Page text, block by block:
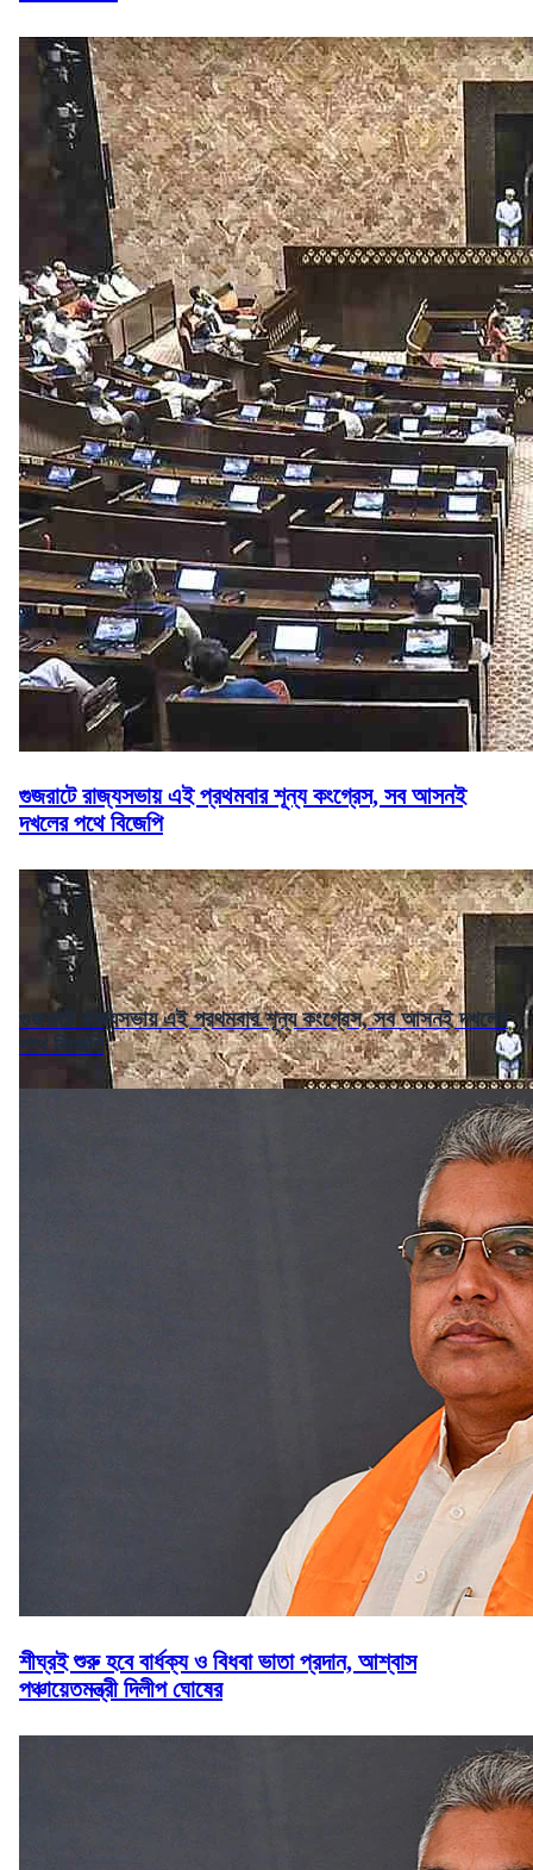
গুজরাটে রাজ্যসভায় এই প্রথমবার শূন্য কংগ্রেস, সব আসনই
দখলের পথে বিজেপি
গুজরাটে রাজ্যসভায় এই প্রথমবার শূন্য কংগ্রেস, সব আসনই দখলের
পথে বিজেপি
শীঘ্রই শুরু হবে বার্ধক্য ও বিধবা ভাতা প্রদান, আশ্বাস
পঞ্চায়েতমন্ত্রী দিলীপ ঘোষের